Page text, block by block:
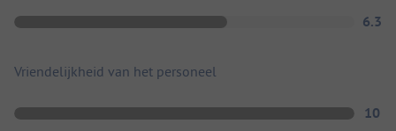
6.3
Vriendelijkheid van het personeel
10